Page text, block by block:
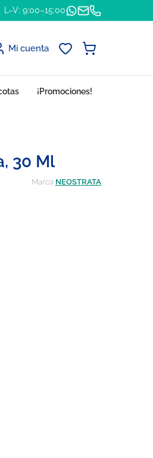
L–V: 9:00–15:00
Mi cuenta
¡Promociones!
30 Ml
Marca NEOSTRATA